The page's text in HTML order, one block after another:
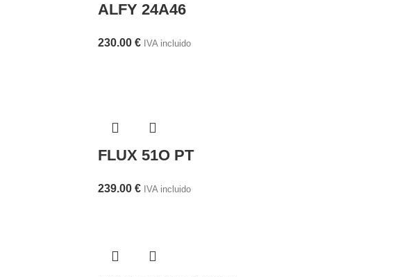
ALFY 24A46
230.00 € IVA incluido
FLUX 51O PT
239.00 € IVA incluido